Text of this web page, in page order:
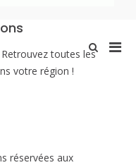
Afficher
le
toutes les
votre région !
réservées aux